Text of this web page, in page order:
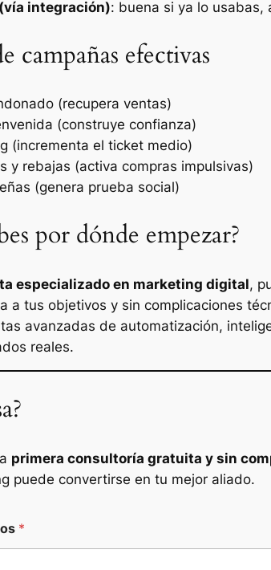
integración): buena si ya lo usabas,
campañas efectivas
(recupera ventas)
(construye confianza)
(incrementa el ticket medio)
y rebajas (activa compras impulsivas)
(genera prueba social)
por dónde empezar?
especializado en marketing digital,
a tus objetivos y sin complicaciones
avanzadas de automatización,
reales.
primera consultoría gratuita y sin
puede convertirse en tu mejor aliado.
*